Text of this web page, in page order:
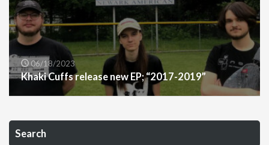
06/18/2023
Khaki Cuffs release new EP; “2017​-​2019”
Search